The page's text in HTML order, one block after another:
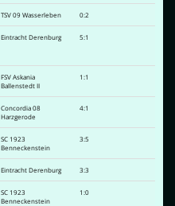
TSV 09 Wasserleben 0:2
Eintracht Derenburg 5:1
FSV Askania
Ballenstedt II
1:1
Concordia 08
Harzgerode
4:1
SC 1923
Benneckenstein
3:5
Eintracht Derenburg 3:3
SC 1923
Benneckenstein
1:0